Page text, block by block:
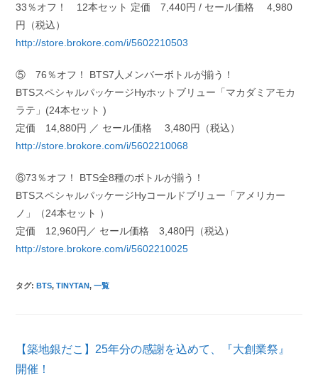
33％オフ！ 12本セット 定価 7,440円 / セール価格 4,980
円（税込）
http://store.brokore.com/i/5602210503
⑤ 76％オフ！ BTS7人メンバーボトルが揃う！
BTSスペシャルパッケージHyホットブリュー「マカダミアモカ
ラテ」(24本セット )
定価 14,880円 ／ セール価格 3,480円（税込）
http://store.brokore.com/i/5602210068
⑥73％オフ！ BTS全8種のボトルが揃う！
BTSスペシャルパッケージHyコールドブリュー「アメリカー
ノ」（24本セット ）
定価 12,960円／ セール価格 3,480円（税込）
http://store.brokore.com/i/5602210025
タグ:BTS, TINYTAN, 一覧
そ
の
他
【築地銀だこ】25年分の感謝を込めて、『大創業祭』
開催！